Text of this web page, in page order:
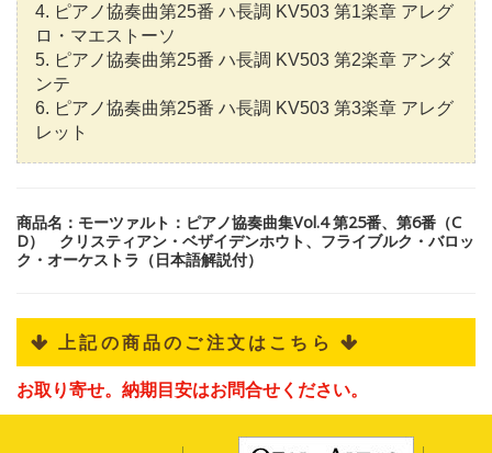
4. ピアノ協奏曲第25番 ハ長調 KV503 第1楽章 アレグ
ロ・マエストーソ
5. ピアノ協奏曲第25番 ハ長調 KV503 第2楽章 アンダ
ンテ
6. ピアノ協奏曲第25番 ハ長調 KV503 第3楽章 アレグ
レット
商品名：モーツァルト：ピアノ協奏曲集Vol.4 第25番、第6番（C
D） クリスティアン・ベザイデンホウト、フライブルク・バロッ
ク・オーケストラ（日本語解説付）
 上記の商品のご注文はこちら 
お取り寄せ。納期目安はお問合せください。